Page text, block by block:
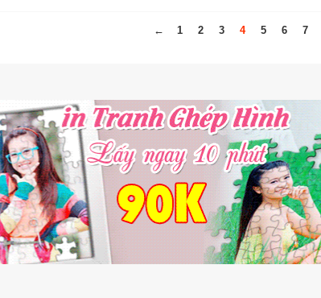
← 1 2 3 4 5 6 7